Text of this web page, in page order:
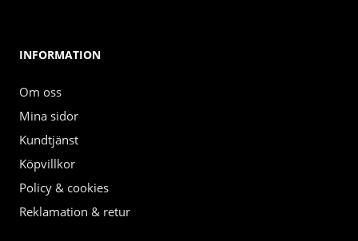
INFORMATION
Om oss
Mina sidor
Kundtjänst
Köpvillkor
Policy & cookies
Reklamation & retur